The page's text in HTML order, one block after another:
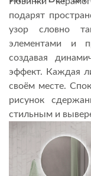
подарят
узор словно
элементами и
создавая
эффект. Каждая
своём месте.
рисунок
стильным и